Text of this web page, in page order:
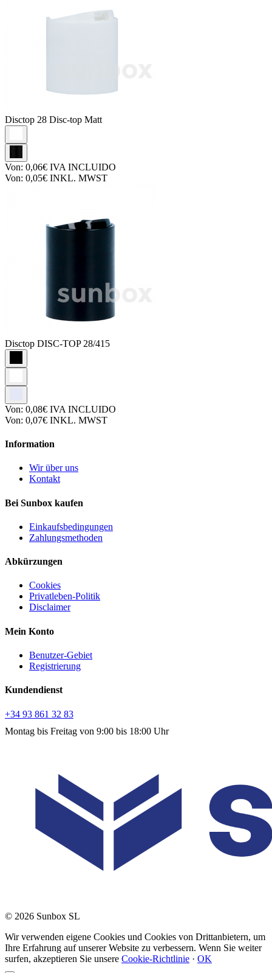
Disctop 28 Disc-top Matt
Von: 0,06€ IVA INCLUIDO
Von: 0,05€ INKL. MWST
Disctop DISC-TOP 28/415
Von: 0,08€ IVA INCLUIDO
Von: 0,07€ INKL. MWST
Information
Wir über uns
Kontakt
Bei Sunbox kaufen
Einkaufsbedingungen
Zahlungsmethoden
Abkürzungen
Cookies
Privatleben-Politik
Disclaimer
Mein Konto
Benutzer-Gebiet
Registrierung
Kundendienst
+34 93 861 32 83
Montag bis Freitag von 9:00 bis 18:00 Uhr
© 2026 Sunbox SL
Wir verwenden eigene Cookies und Cookies von Drittanbietern, um
Ihre Erfahrung auf unserer Website zu verbessern. Wenn Sie weiter
surfen, akzeptieren Sie unsere Cookie-Richtlinie · OK